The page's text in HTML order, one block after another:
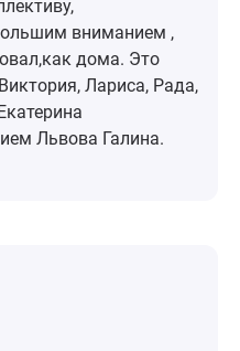
вниманием ,
дома. Это
Лариса, Рада,
Львова Галина.